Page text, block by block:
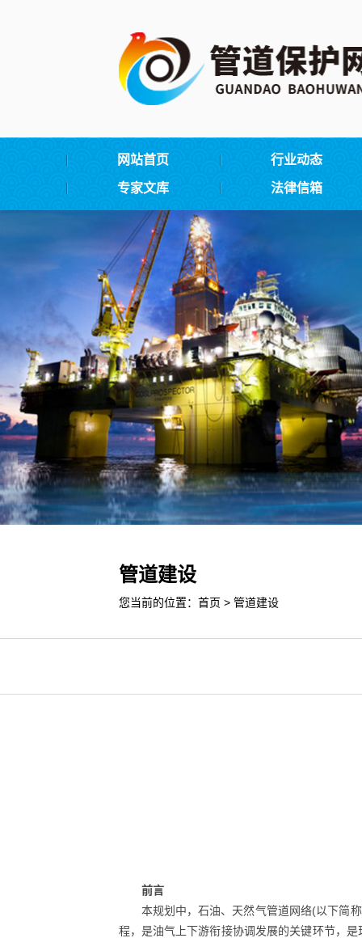
网站首页 行业动态
专家文库 法律信箱
管道建设
您当前的位置： 首页 > 管道建设
前言
本规划中，石油、天然气管道网络(以下简
程，是油气上下游衔接协调发展的关键环节，